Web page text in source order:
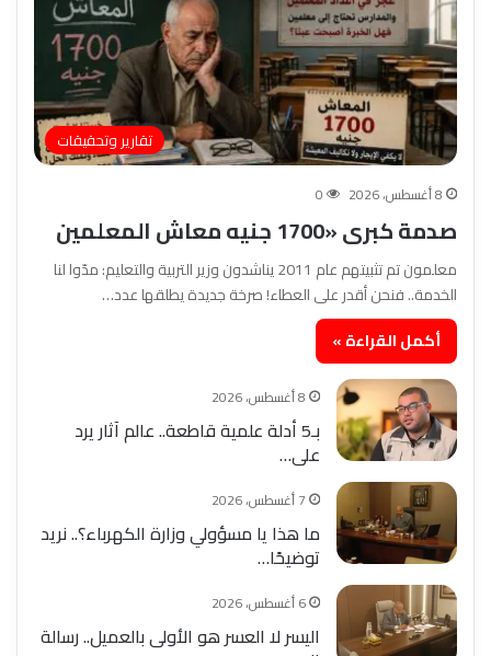
تقارير وتحقيقات
8 أغسطس، 2026 0
صدمة كبرى «1700 جنيه معاش المعلمين
معلمون تم تثبيتهم عام 2011 يناشدون وزير التربية والتعليم: مدّوا لنا
الخدمة.. فنحن أقدر على العطاء! صرخة جديدة يطلقها عدد…
أكمل القراءة »
8 أغسطس، 2026
بـ5 أدلة علمية قاطعة.. عالم آثار يرد
على…
7 أغسطس، 2026
ما هذا يا مسؤولي وزارة الكهرباء؟.. نريد
توضيحًا…
6 أغسطس، 2026
اليسر لا العسر هو الأولى بالعميل.. رسالة